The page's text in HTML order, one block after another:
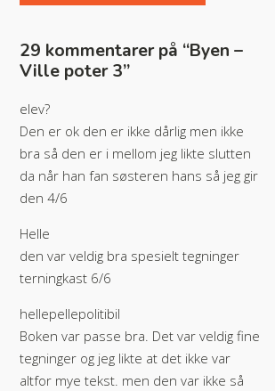
29 kommentarer på “Byen –
Ville poter 3”
elev?
Den er ok den er ikke dårlig men ikke
bra så den er i mellom jeg likte slutten
da når han fan søsteren hans så jeg gir
den 4/6
Helle
den var veldig bra spesielt tegninger
terningkast 6/6
hellepellepolitibil
Boken var passe bra. Det var veldig fine
tegninger og jeg likte at det ikke var
altfor mye tekst. men den var ikke så